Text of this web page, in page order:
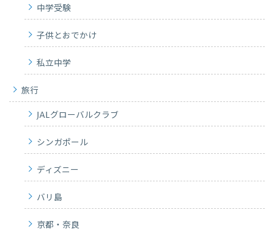
中学受験
子供とおでかけ
私立中学
旅行
JALグローバルクラブ
シンガポール
ディズニー
バリ島
京都・奈良